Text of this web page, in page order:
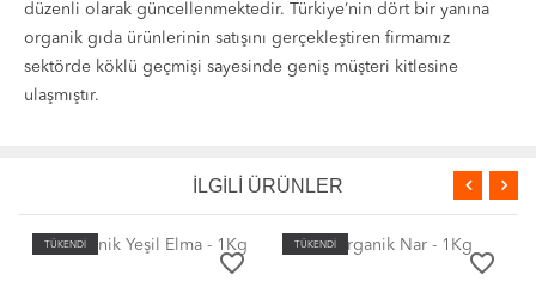
düzenli olarak güncellenmektedir. Türkiye’nin dört bir yanına
organik gıda ürünlerinin satışını gerçekleştiren firmamız
sektörde köklü geçmişi sayesinde geniş müşteri kitlesine
ulaşmıştır.
İLGİLİ ÜRÜNLER
TÜKENDİ
favorite_border
TÜKENDİ
favorite_border